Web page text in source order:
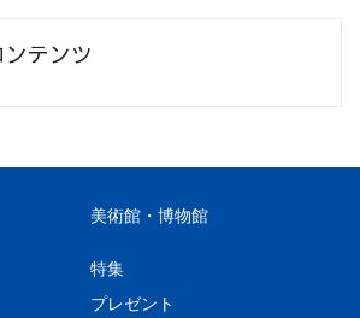
テンツ
美術館・博物館
特集
プレゼント